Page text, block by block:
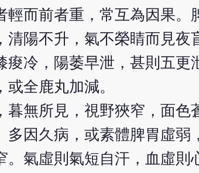
輕而前者重，常互為因果
清陽不升，氣不榮睛而見
痠冷，陽萎早泄，甚則五
或全鹿丸加減。
暮無所見，視野狹窄，面色
因久病，或素體脾胃虛弱
。氣虛則氣短自汗，血虛